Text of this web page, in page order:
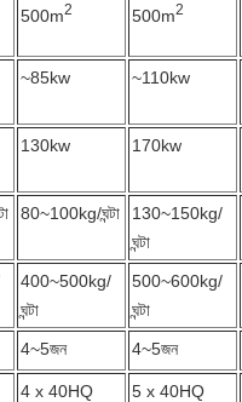
500m2 500m2
~85kw ~110kw
130kw 170kw
80~100kg/ঘন্টা
130~150kg/
ঘন্টা
400~500kg/
ঘন্টা
500~600kg/
ঘন্টা
4~5জন 4~5জন
4 x 40HQ 5 x 40HQ